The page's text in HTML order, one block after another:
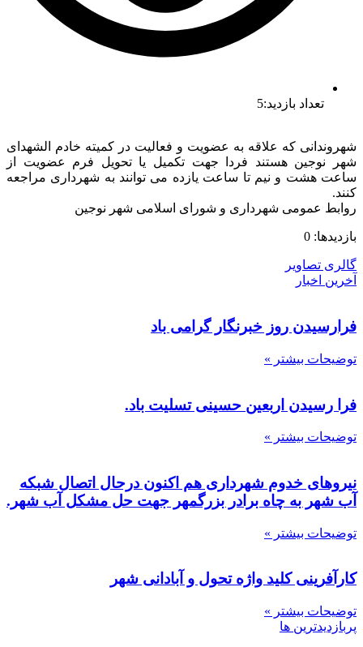
تعداد بازدید:5
شهروندانی که علاقه به عضویت و فعالیت در کمیته خادم الشهدای
شهر نوجین هستند فردا جهت تکمیل یا تحویل فرم عضویت از
ساعت هشت و نیم تا ساعت یازده می توانند به شهرداری مراجعه
کنند.
روابط عمومی شهرداری و شورای اسلامی شهر نوجین
بازدیدها: 0
گالری تصاویر
آخرین اخبار
فرارسیدن روز خبرنگار گرامی باد
توضیحات بیشتر »
فرا رسیدن اربعین حسینی تسلیت باد.
توضیحات بیشتر »
نیروهای خدوم شهرداری هم اکنون درحال اتصال شبکه
آب شهر به چاه برادر بزرگمهر جهت حل مشکل آب شهر.
توضیحات بیشتر »
کارآفرینی کلید واژه تحول و آبادانی شهر
توضیحات بیشتر »
پربازدیدترین ها